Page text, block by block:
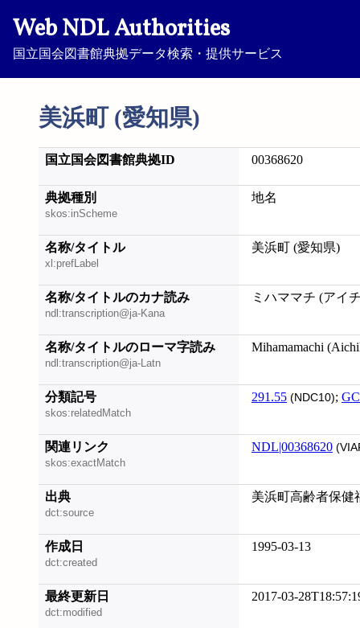
Web NDL Authorities
国立国会図書館典拠データ検索・提供サービス
美浜町 (愛知県)
国立国会図書館典拠ID 00368620
典拠種別
skos:inScheme
地名
名称/タイトル
xl:prefLabel
美浜町 (愛知県)
名称/タイトルのカナ読み
ndl:transcription@ja-Kana
ミハママチ (アイ
名称/タイトルのローマ字読み
ndl:transcription@ja-Latn
Mihamamachi
分類記号
skos:relatedMatch
291.55 (NDC10);
関連リンク
skos:exactMatch
NDL|00368620
出典
dct:source
美浜町高齢者保健
作成日
dct:created
1995-03-13
最終更新日
dct:modified
2017-03-